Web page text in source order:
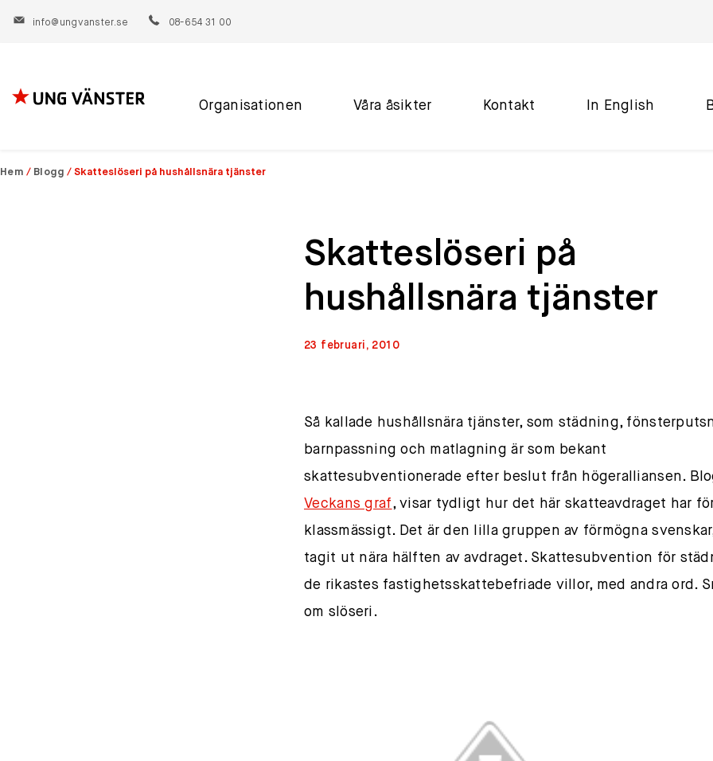
info@ungvanster.se 08-654 31 00
Hoppa
Organisationen Våra åsikter Kontakt In English
Hem / Blogg /Skatteslöseri på hushållsnära tjänster
Skatteslöseri på
hushållsnära tjänster
23 februari, 2010
Så kallade hushållsnära tjänster, som städning,
barnpassning och matlagning är som bekant
skattesubventionerade efter beslut från högeralliansen.
Veckans graf, visar tydligt hur det här skatteavdraget har
klassmässigt. Det är den lilla gruppen av förmögna
tagit ut nära hälften av avdraget. Skattesubvention för
de rikastes fastighetsskattebefriade villor, med andra ord.
om slöseri.